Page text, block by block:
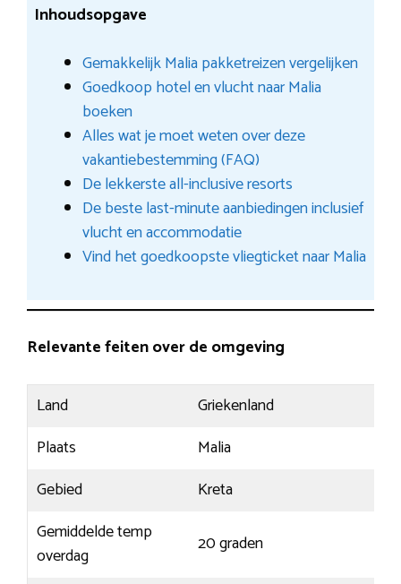
Inhoudsopgave
Gemakkelijk Malia pakketreizen vergelijken
Goedkoop hotel en vlucht naar Malia
boeken
Alles wat je moet weten over deze
vakantiebestemming (FAQ)
De lekkerste all-inclusive resorts
De beste last-minute aanbiedingen inclusief
vlucht en accommodatie
Vind het goedkoopste vliegticket naar Malia
Relevante feiten over de omgeving
Land
Griekenland
Plaats
Malia
Gebied
Kreta
Gemiddelde temp
overdag
20 graden